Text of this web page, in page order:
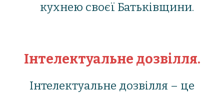
кухнею своєї Батьківщини.
Інтелектуальне дозвілля.
Iнтелектуальне дозвілля – це